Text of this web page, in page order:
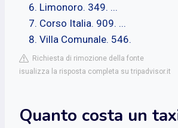
Limonoro. 349. ...
Corso Italia. 909. ...
Villa Comunale. 546.
Richiesta di rimozione della fonte
isualizza la risposta completa su tripadvisor.it
Quanto costa un